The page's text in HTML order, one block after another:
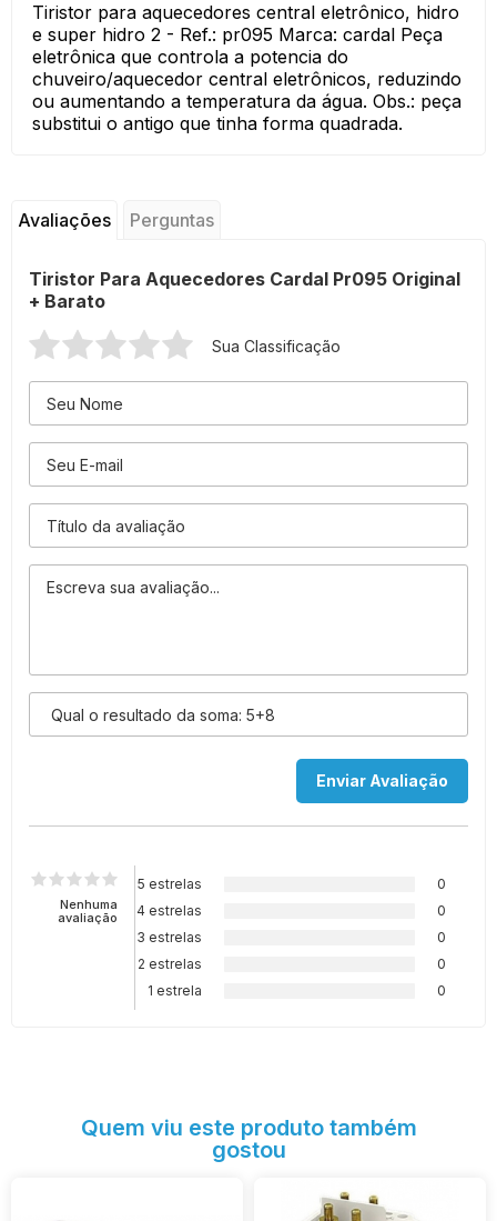
Tiristor para aquecedores central eletrônico, hidro
e super hidro 2 - Ref.: pr095 Marca: cardal Peça
eletrônica que controla a potencia do
chuveiro/aquecedor central eletrônicos, reduzindo
ou aumentando a temperatura da água. Obs.: peça
substitui o antigo que tinha forma quadrada.
Avaliações Perguntas
Tiristor Para Aquecedores Cardal Pr095 Original
+ Barato
Sua Classificação
Nenhuma
avaliação
5 estrelas
0
4 estrelas
0
3 estrelas
0
2 estrelas
0
1 estrela
0
Quem viu este produto também
gostou